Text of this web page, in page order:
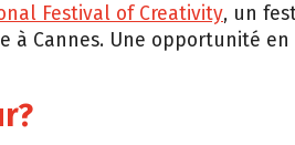
Festival of Creativity, un
à Cannes. Une opportunité